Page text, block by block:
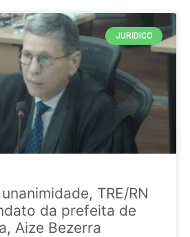
JURIDICO
TRE/RN
da prefeita de
Aize Bezerra